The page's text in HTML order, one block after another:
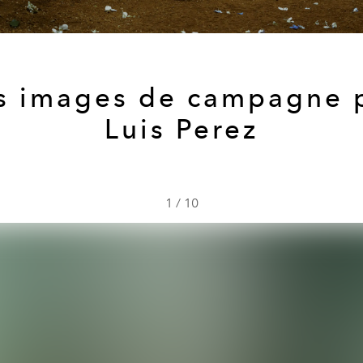
images de campagne
Luis Perez
1 / 10